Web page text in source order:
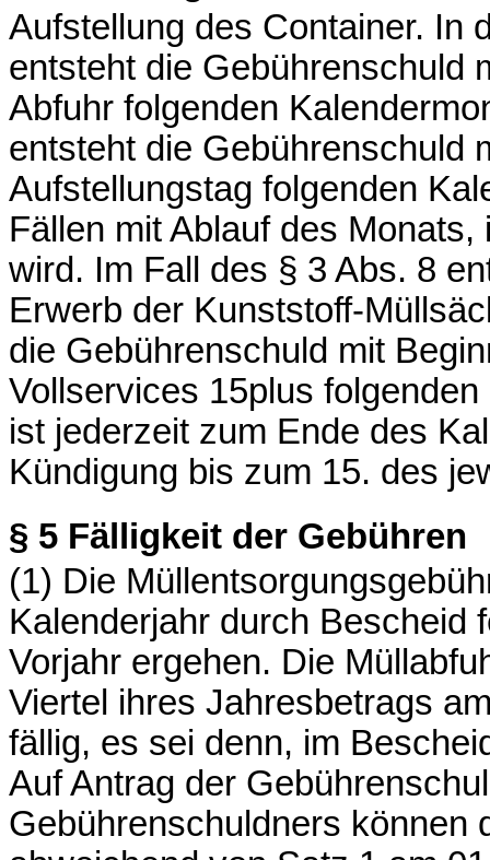
Aufstellung des Container. In
entsteht die Gebührenschuld
Abfuhr folgenden
entsteht die Gebührenschuld
Aufstellungstag folgenden
Fällen mit Ablauf des
wird. Im Fall des § 3 Abs. 8
Erwerb der Kunststoff-
die Gebührenschuld mit
Vollservices 15plus
ist jederzeit zum Ende des
Kündigung bis zum 15. des
§ 5 Fälligkeit der Gebühren
(1) Die
Kalenderjahr durch Bescheid
Vorjahr ergehen. Die
Viertel ihres Jahresbetrags
fällig, es sei denn, im
Auf Antrag der
Gebührenschuldners können